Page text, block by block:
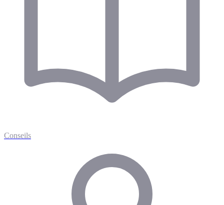
Conseils